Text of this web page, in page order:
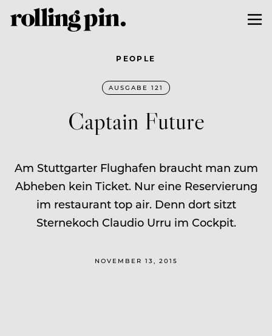
PEOPLE
AUSGABE 121
Captain Future
Am Stuttgarter Flughafen braucht man zum
Abheben kein Ticket. Nur eine Reservierung
im restaurant top air. Denn dort sitzt
Sternekoch Claudio Urru im Cockpit.
NOVEMBER 13, 2015